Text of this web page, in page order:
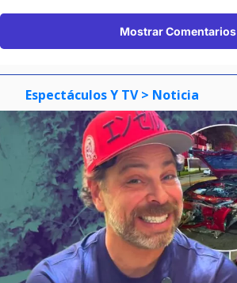
Mostrar Comentarios
Espectáculos Y TV > Noticia